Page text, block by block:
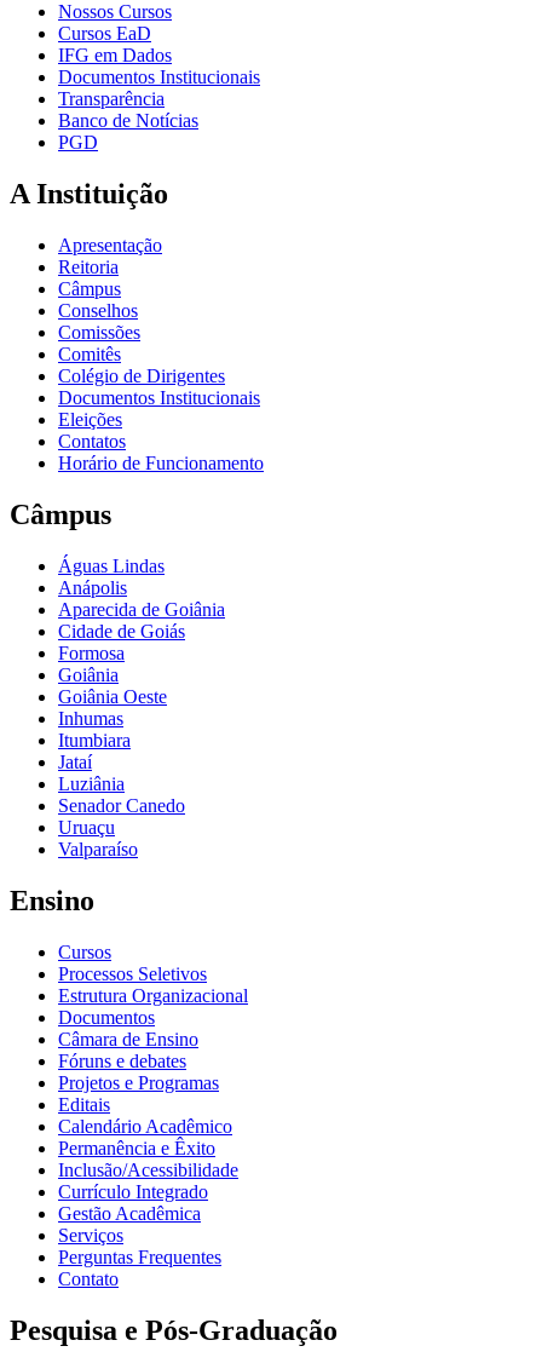
Nossos Cursos
Cursos EaD
IFG em Dados
Documentos Institucionais
Transparência
Banco de Notícias
PGD
A Instituição
Apresentação
Reitoria
Câmpus
Conselhos
Comissões
Comitês
Colégio de Dirigentes
Documentos Institucionais
Eleições
Contatos
Horário de Funcionamento
Câmpus
Águas Lindas
Anápolis
Aparecida de Goiânia
Cidade de Goiás
Formosa
Goiânia
Goiânia Oeste
Inhumas
Itumbiara
Jataí
Luziânia
Senador Canedo
Uruaçu
Valparaíso
Ensino
Cursos
Processos Seletivos
Estrutura Organizacional
Documentos
Câmara de Ensino
Fóruns e debates
Projetos e Programas
Editais
Calendário Acadêmico
Permanência e Êxito
Inclusão/Acessibilidade
Currículo Integrado
Gestão Acadêmica
Serviços
Perguntas Frequentes
Contato
Pesquisa e Pós-Graduação